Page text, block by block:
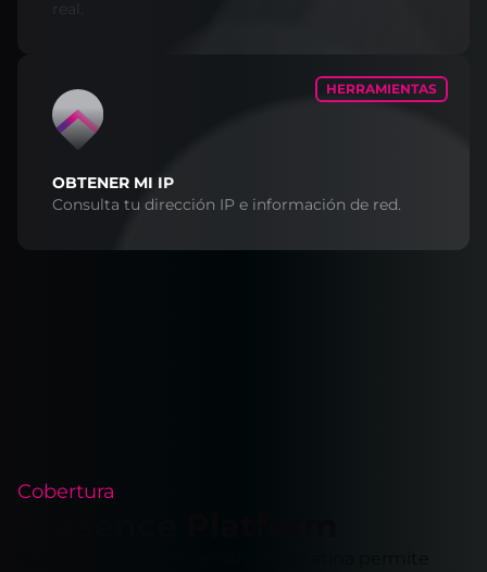
HERRAMIENTAS
OBTENER MI IP
Consulta tu dirección IP e información de red.
Cobertura